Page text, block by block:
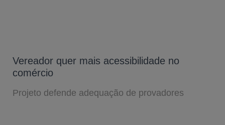
Vereador quer mais acessibilidade no
comércio
Projeto defende adequação de provadores